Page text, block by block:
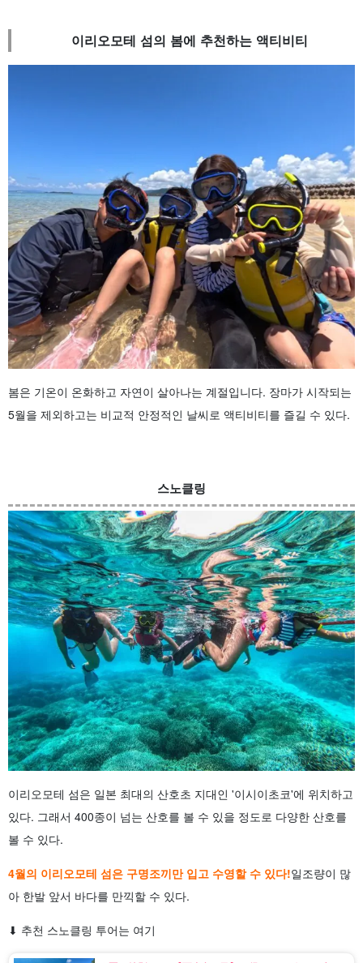
이리오모테 섬의 봄에 추천하는 액티비티
봄은 기온이 온화하고 자연이 살아나는 계절입니다. 장마가 시작되는
5월을 제외하고는 비교적 안정적인 날씨로 액티비티를 즐길 수 있다.
스노클링
이리오모테 섬은 일본 최대의 산호초 지대인 '이시이초코'에 위치하고
있다. 그래서 400종이 넘는 산호를 볼 수 있을 정도로 다양한 산호를
볼 수 있다.
4월의 이리오모테 섬은 구명조끼만 입고 수영할 수 있다!일조량이 많
아 한발 앞서 바다를 만끽할 수 있다.
⬇︎ 추천 스노클링 투어는 여기